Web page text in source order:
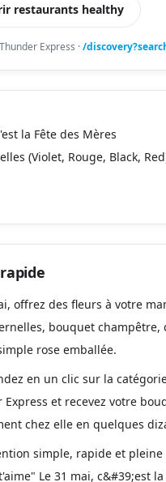
restaurants healthy
Express ·/
offrez des fleurs à votre
bouquet
rose emballée.
en un clic sur la
Express et recevez votre
chez elle en quelques
simple, rapide et
Le 31 mai, c&#39;est la
la Fête des Mères
(Violet, Rouge, Black,